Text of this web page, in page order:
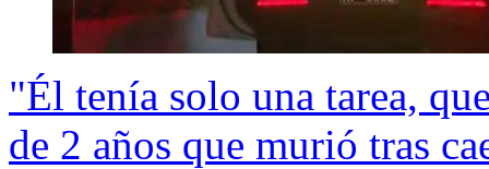
"Él tenía solo una tarea,
de 2 años que murió tras